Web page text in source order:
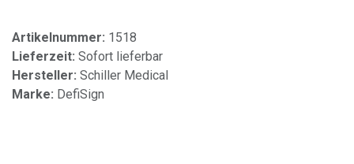
Artikelnummer: 1518
Lieferzeit: Sofort lieferbar
Hersteller: Schiller Medical
Marke: DefiSign